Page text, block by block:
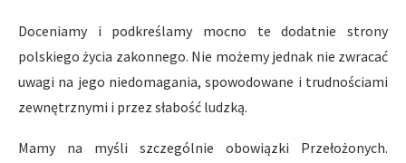
Doceniamy i podkreślamy mocno te dodatnie strony
polskiego życia zakonnego. Nie możemy jednak nie zwracać
uwagi na jego nie­domagania, spowodowane i trudnościami
zewnętrznymi i przez słabość ludzką.
Mamy na myśli szczególnie obowiązki Przełożonych.